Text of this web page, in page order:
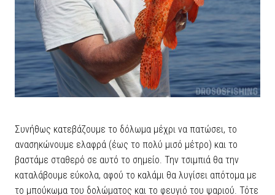
Συνήθως κατεβάζουμε το δόλωμα μέχρι να πατώσει, το
ανασηκώνουμε ελαφρά (έως το πολύ μισό μέτρο) και το
βαστάμε σταθερό σε αυτό το σημείο. Την τσιμπιά θα την
καταλάβουμε εύκολα, αφού το καλάμι θα λυγίσει απότομα με
το μπούκωμα του δολώματος και το φευγιό του ψαριού. Τότε